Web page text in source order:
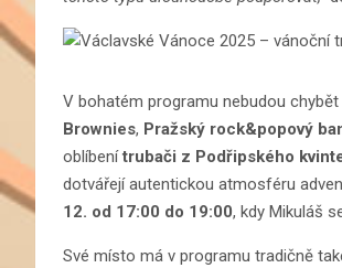
V bohatém programu nebudou
Brownies, Pražský rock&popový
oblíbenítrubači z Podřipského
dotvářejí autentickou atmosféru
12. od 17:00 do 19:00, kdy Mikuláš
Své místo má v programu tradičně